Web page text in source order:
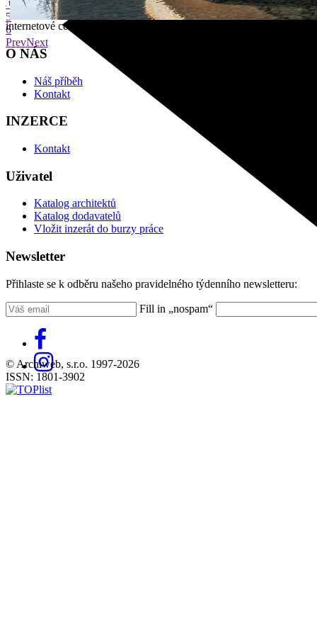
4
5
6
PrevNext
internetové centrum architektury
O NÁS
Náš příběh
Kontakt
INZERCE
Kontakt
Uživatel
Katalog architektů
Katalog dodavatelů
Vložit inzerát do burzy práce
Newsletter
Přihlaste se k odběru našeho pravidelného týdenního newsletteru:
Fill in „nospam“
© Archiweb, s.r.o. 1997-2026
ISSN: 1801-3902